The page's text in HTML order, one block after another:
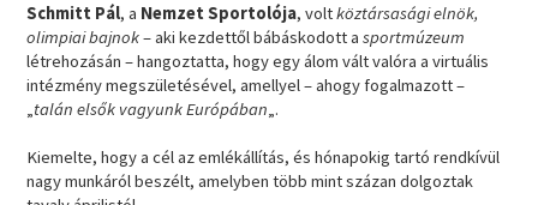
Schmitt Pál, a Nemzet Sportolója, voltköztársasági elnök,
olimpiai bajnok– aki kezdettől bábáskodott asportmúzeum
létrehozásán – hangoztatta, hogy egy álom vált valóra a virtuális
intézmény megszületésével, amellyel – ahogy fogalmazott –
„talán elsők vagyunk Európában„.
Kiemelte, hogy a cél az emlékállítás, és hónapokig tartó rendkívül
nagy munkáról beszélt, amelyben több mint százan dolgoztak